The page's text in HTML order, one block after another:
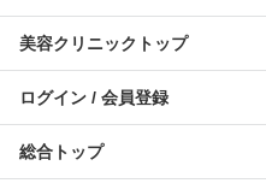
美容クリニックトップ
ログイン / 会員登録
総合トップ